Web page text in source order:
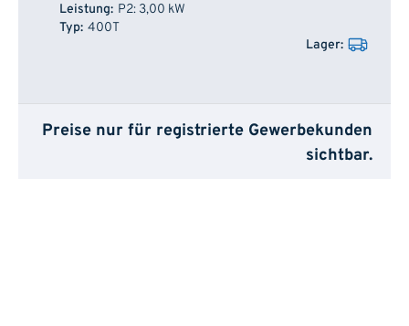
P2: 3,00 kW
400T
Preise nur für registrierte Gewerbekunden
sichtbar.